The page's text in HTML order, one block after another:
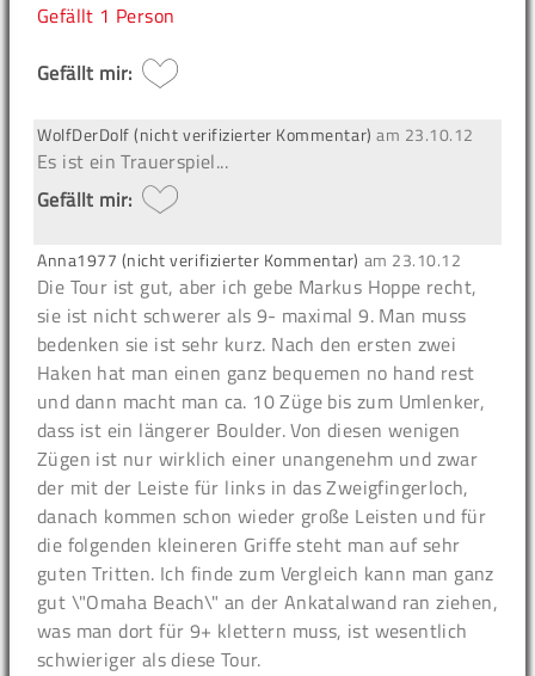
Gefällt 1 Person
Gefällt mir:
WolfDerDolf (nicht verifizierter Kommentar) am 23.10.12
Es ist ein Trauerspiel...
Gefällt mir:
Anna1977 (nicht verifizierter Kommentar) am 23.10.12
Die Tour ist gut, aber ich gebe Markus Hoppe recht,
sie ist nicht schwerer als 9- maximal 9. Man muss
bedenken sie ist sehr kurz. Nach den ersten zwei
Haken hat man einen ganz bequemen no hand rest
und dann macht man ca. 10 Züge bis zum Umlenker,
dass ist ein längerer Boulder. Von diesen wenigen
Zügen ist nur wirklich einer unangenehm und zwar
der mit der Leiste für links in das Zweigfingerloch,
danach kommen schon wieder große Leisten und für
die folgenden kleineren Griffe steht man auf sehr
guten Tritten. Ich finde zum Vergleich kann man ganz
gut \"Omaha Beach\" an der Ankatalwand ran ziehen,
was man dort für 9+ klettern muss, ist wesentlich
schwieriger als diese Tour.